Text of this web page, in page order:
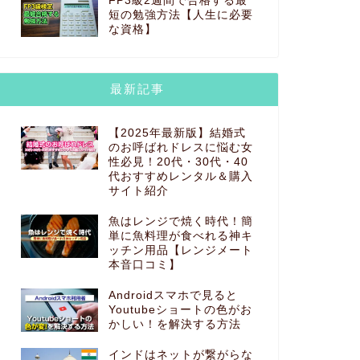
短の勉強方法【人生に必要
な資格】
最新記事
【2025年最新版】結婚式
のお呼ばれドレスに悩む女
性必見！20代・30代・40
代おすすめレンタル＆購入
サイト紹介
魚はレンジで焼く時代！簡
単に魚料理が食べれる神キ
ッチン用品【レンジメート
本音口コミ】
Androidスマホで見ると
Youtubeショートの色がお
かしい！を解決する方法
インドはネットが繋がらな